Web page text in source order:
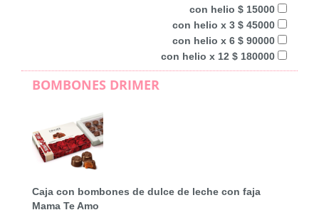
con helio $ 15000
con helio x 3 $ 45000
con helio x 6 $ 90000
con helio x 12 $ 180000
BOMBONES DRIMER
Caja con bombones de dulce de leche con faja
Mama Te Amo